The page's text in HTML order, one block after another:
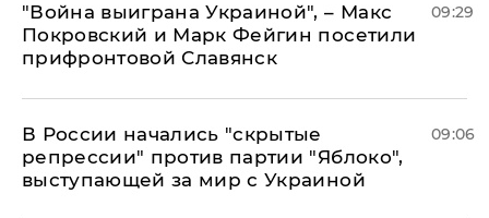
"Война выиграна Украиной", – Макс
Покровский и Марк Фейгин посетили
прифронтовой Славянск
09:29
В России начались "скрытые
репрессии" против партии "Яблоко",
выступающей за мир с Украиной
09:06